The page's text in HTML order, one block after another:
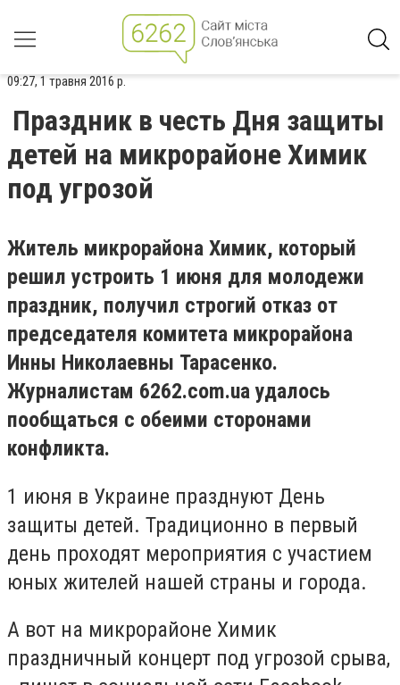
09:27, 1 травня 2016 р.
Праздник в честь Дня защиты
детей на микрорайоне Химик
под угрозой
Житель микрорайона Химик, который
решил устроить 1 июня для молодежи
праздник, получил строгий отказ от
председателя комитета микрорайона
Инны Николаевны Тарасенко.
Журналистам 6262.com.ua удалось
пообщаться с обеими сторонами
конфликта.
1 июня в Украине празднуют День
защиты детей. Традиционно в первый
день проходят мероприятия с участием
юных жителей нашей страны и города.
А вот на микрорайоне Химик
праздничный концерт под угрозой срыва,